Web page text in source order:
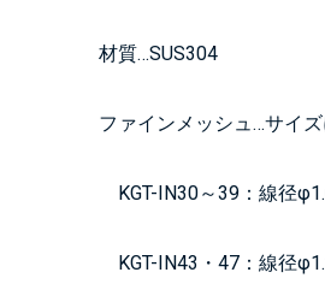
材質…SUS304
ファインメッシュ…サイ
KGT-IN30～39：線径
KGT-IN43・47：線径